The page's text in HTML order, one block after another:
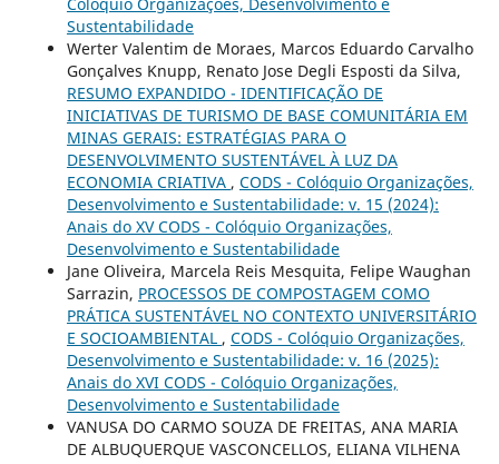
Sustentabilidade
Werter Valentim de Moraes, Marcos Eduardo Carvalho
Gonçalves Knupp, Renato Jose Degli Esposti da Silva,
RESUMO EXPANDIDO - IDENTIFICAÇÃO DE
INICIATIVAS DE TURISMO DE BASE COMUNITÁRIA EM
MINAS GERAIS: ESTRATÉGIAS PARA O
DESENVOLVIMENTO SUSTENTÁVEL À LUZ DA
ECONOMIA CRIATIVA , CODS - Colóquio Organizações,
Desenvolvimento e Sustentabilidade: v. 15 (2024):
Anais do XV CODS - Colóquio Organizações,
Desenvolvimento e Sustentabilidade
Jane Oliveira, Marcela Reis Mesquita, Felipe Waughan
Sarrazin, PROCESSOS DE COMPOSTAGEM COMO
PRÁTICA SUSTENTÁVEL NO CONTEXTO UNIVERSITÁRIO
E SOCIOAMBIENTAL , CODS - Colóquio Organizações,
Desenvolvimento e Sustentabilidade: v. 16 (2025):
Anais do XVI CODS - Colóquio Organizações,
Desenvolvimento e Sustentabilidade
VANUSA DO CARMO SOUZA DE FREITAS, ANA MARIA
DE ALBUQUERQUE VASCONCELLOS, ELIANA VILHENA